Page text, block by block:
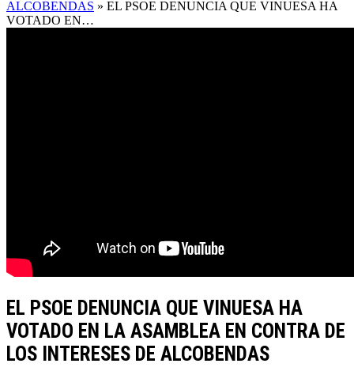
ALCOBENDAS » EL PSOE DENUNCIA QUE VINUESA HA
VOTADO EN…
EL PSOE DENUNCIA QUE VINUESA HA
VOTADO EN LA ASAMBLEA EN CONTRA DE
LOS INTERESES DE ALCOBENDAS